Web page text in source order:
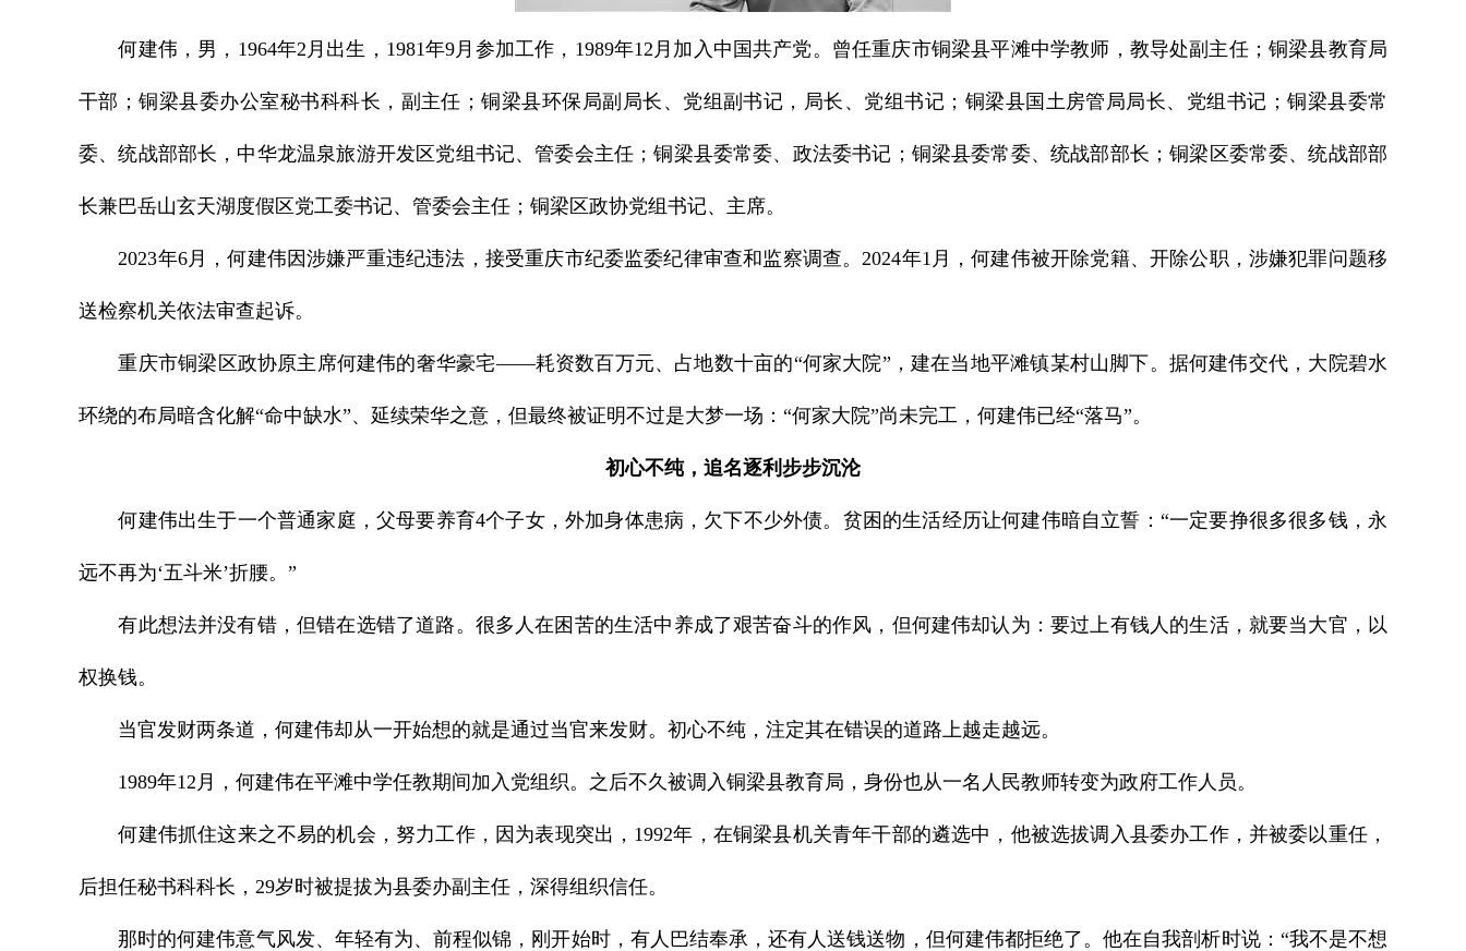
局面
省委常委会召开会议
中共福建省委常委会决定省委十一届十次全会8月3日
何建伟，男，1964年2月出生，1981年9月参加工作，1989年12月加入中国共产党。曾任重庆市铜梁县平滩中学教师，教导处副主任；铜梁县教育局
干部；铜梁县委办公室秘书科科长，副主任；铜梁县环保局副局长、党组副书记，局长、党组书记；铜梁县国土房管局局长、党组书记；铜梁县委常
委、统战部部长，中华龙温泉旅游开发区党组书记、管委会主任；铜梁县委常委、政法委书记；铜梁县委常委、统战部部长；铜梁区委常委、统战部部
长兼巴岳山玄天湖度假区党工委书记、管委会主任；铜梁区政协党组书记、主席。
2023年6月，何建伟因涉嫌严重违纪违法，接受重庆市纪委监委纪律审查和监察调查。2024年1月，何建伟被开除党籍、开除公职，涉嫌犯罪问题移
送检察机关依法审查起诉。
重庆市铜梁区政协原主席何建伟的奢华豪宅——耗资数百万元、占地数十亩的“何家大院”，建在当地平滩镇某村山脚下。据何建伟交代，大院碧水
环绕的布局暗含化解“命中缺水”、延续荣华之意，但最终被证明不过是大梦一场：“何家大院”尚未完工，何建伟已经“落马”。
初心不纯，追名逐利步步沉沦
何建伟出生于一个普通家庭，父母要养育4个子女，外加身体患病，欠下不少外债。贫困的生活经历让何建伟暗自立誓：“一定要挣很多很多钱，永
远不再为‘五斗米’折腰。”
有此想法并没有错，但错在选错了道路。很多人在困苦的生活中养成了艰苦奋斗的作风，但何建伟却认为：要过上有钱人的生活，就要当大官，以
权换钱。
当官发财两条道，何建伟却从一开始想的就是通过当官来发财。初心不纯，注定其在错误的道路上越走越远。
1989年12月，何建伟在平滩中学任教期间加入党组织。之后不久被调入铜梁县教育局，身份也从一名人民教师转变为政府工作人员。
何建伟抓住这来之不易的机会，努力工作，因为表现突出，1992年，在铜梁县机关青年干部的遴选中，他被选拔调入县委办工作，并被委以重任，
后担任秘书科科长，29岁时被提拔为县委办副主任，深得组织信任。
那时的何建伟意气风发、年轻有为、前程似锦，刚开始时，有人巴结奉承，还有人送钱送物，但何建伟都拒绝了。他在自我剖析时说：“我不是不想